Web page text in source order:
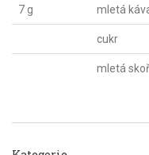
7 g mletá
cukr
mletá